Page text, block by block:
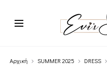
Αρχική SUMMER 2025 DRESS